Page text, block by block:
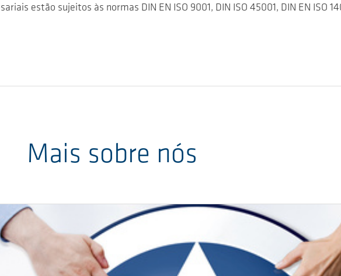
estão sujeitos às normas DIN EN ISO 9001, DIN ISO 45001, DIN EN ISO
Mais sobre nós